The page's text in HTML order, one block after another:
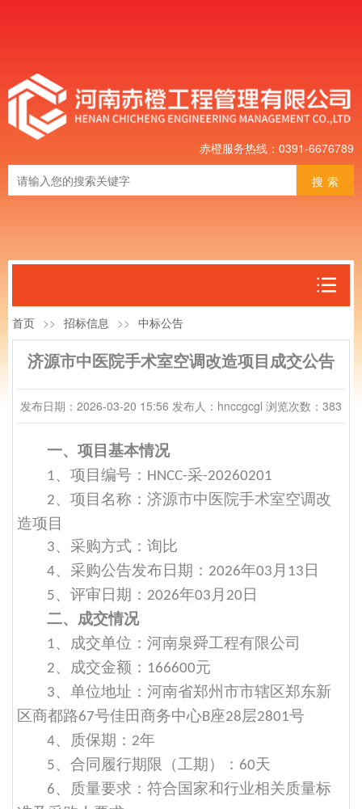
赤橙服务热线：0391-6676789
搜索
首页 >> 招标信息 >> 中标公告
济源市中医院手术室空调改造项目成交公告
发布日期：2026-03-20 15:56 发布人：hnccgcgl 浏览次数：383
一、项目基本情况
1、项目编号： HNCC-采-20260201
2、项目名称： 济源市中医院手术室空调改
造项目
3、采购方式： 询比
4、 采购公告发布日期： 2026年03 月 13 日
5、评审日期： 2026年03 月 20 日
二、成交情况
1、成交单位：河南泉舜工程有限公司
2、成交金额： 166600元
3、单位地址：河南省郑州市市辖区郑东新
区商都路67号佳田商务中心B座28层2801号
4、质保期： 2年
5、合同履行期限（工期）： 60天
6、质量要求：符合国家和行业相关质量标